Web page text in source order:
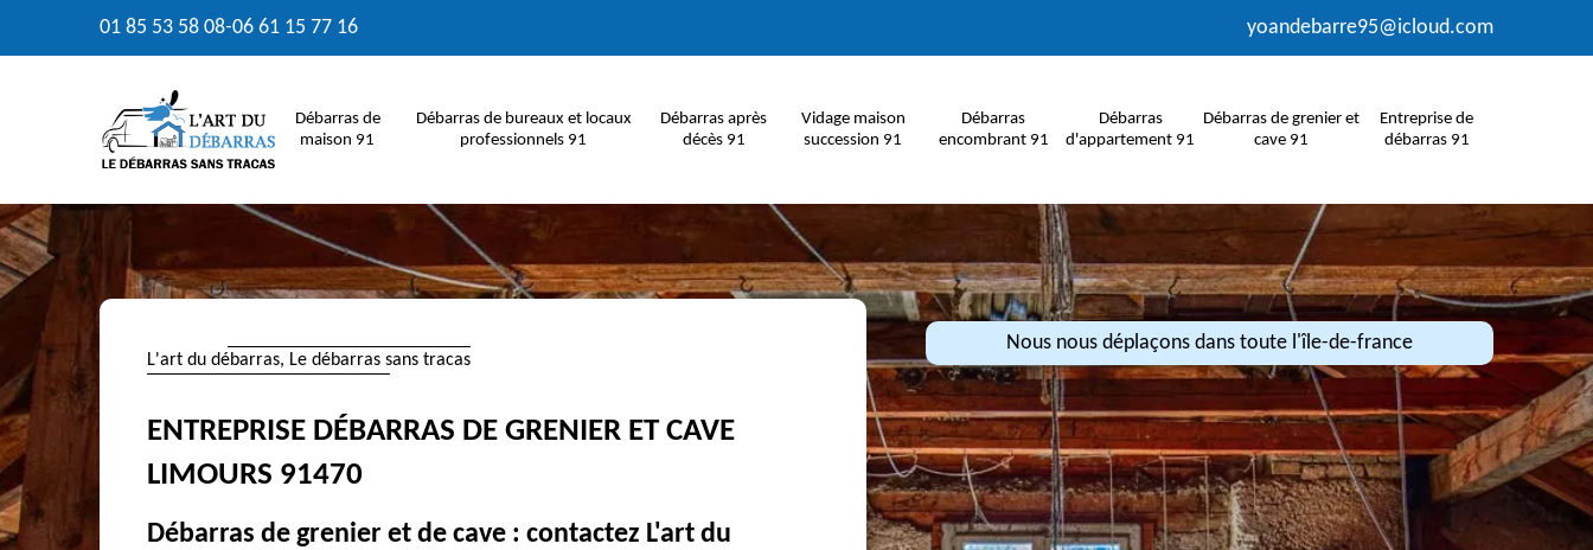
01 85 53 58 08-06 61 15 77 16 yoandebarre95@icloud.com
Débarras de
maison 91
Débarras de bureaux et locaux
professionnels 91
Débarras après
décès 91
Vidage maison
succession 91
Débarras
encombrant 91
Débarras
d'appartement 91
Débarras de grenier et
cave 91
Entreprise de
débarras 91
L'art du débarras, Le débarras sans tracas
ENTREPRISE DÉBARRAS DE GRENIER ET CAVE
LIMOURS 91470
Débarras de grenier et de cave : contactez L'art du
Nous nous déplaçons dans toute l'île-de-france